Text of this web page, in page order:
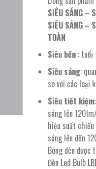
SIÊU SÁNG –
SIÊU SÁNG –
TOÀN
Siêu bền: tuổi
Siêu sáng:
so với các loại
Siêu tiết kiệm
sáng lên
hiệu suất
sáng lên đến
Bóng đèn được
Đèn Led Bulb